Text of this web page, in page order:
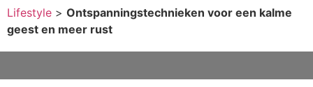
Lifestyle > Ontspanningstechnieken voor een kalme
geest en meer rust